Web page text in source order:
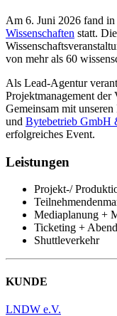
Am 6. Juni 2026 fand
Wissenschaften statt.
von mehr als 60
Als Lead-Agentur
Projektmanagement der
Gemeinsam mit unseren
und Bytebetrieb GmbH
erfolgreiches Event.
Leistungen
Projekt-/
Mediaplanung +
Ticketing +
Shuttleverkehr
KUNDE
LNDW e.V.